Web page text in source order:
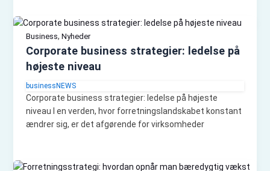
Business, Nyheder
Corporate business strategier: ledelse på
højeste niveau
businessNEWS
Corporate business strategier: ledelse på højeste
niveau I en verden, hvor forretningslandskabet konstant
ændrer sig, er det afgørende for virksomheder